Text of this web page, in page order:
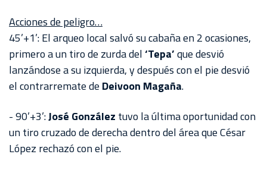
Acciones de peligro…
45’+1’: El arqueo local salvó su cabaña en 2 ocasiones,
primero a un tiro de zurda del‘Tepa’que desvió
lanzándose a su izquierda, y después con el pie desvió
el contrarremate de Deivoon Magaña.
- 90’+3’:José González tuvo la última oportunidad con
un tiro cruzado de derecha dentro del área que César
López rechazó con el pie.